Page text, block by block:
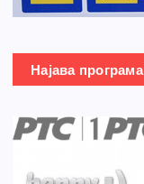
Најава програма